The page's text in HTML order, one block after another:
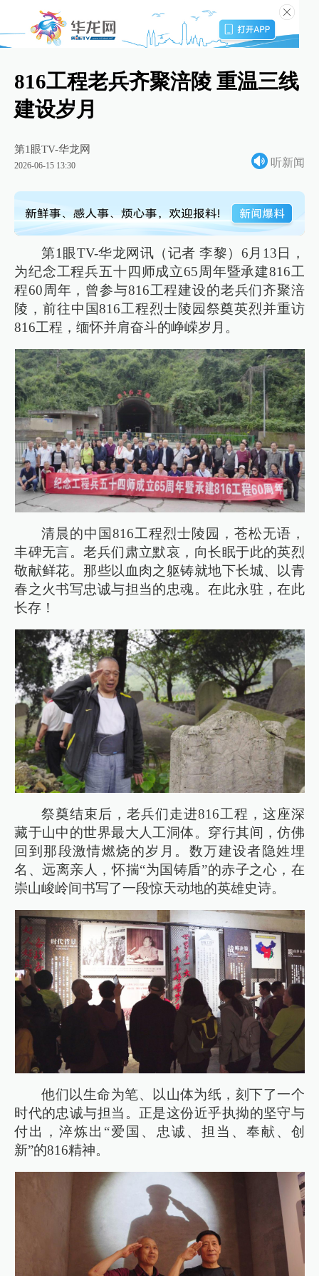
816工程老兵齐聚涪陵 重温三线
建设岁月
第1眼TV-华龙网
2026-06-15 13:30 听新闻
第1眼TV-华龙网讯（记者 李黎）6月13日，
为纪念工程兵五十四师成立65周年暨承建816工
程60周年，曾参与816工程建设的老兵们齐聚涪
陵，前往中国816工程烈士陵园祭奠英烈并重访
816工程，缅怀并肩奋斗的峥嵘岁月。
清晨的中国816工程烈士陵园，苍松无语，
丰碑无言。老兵们肃立默哀，向长眠于此的英烈
敬献鲜花。那些以血肉之躯铸就地下长城、以青
春之火书写忠诚与担当的忠魂。在此永驻，在此
长存！
祭奠结束后，老兵们走进816工程，这座深
藏于山中的世界最大人工洞体。穿行其间，仿佛
回到那段激情燃烧的岁月。数万建设者隐姓埋
名、远离亲人，怀揣“为国铸盾”的赤子之心，在
崇山峻岭间书写了一段惊天动地的英雄史诗。
他们以生命为笔、以山体为纸，刻下了一个
时代的忠诚与担当。正是这份近乎执拗的坚守与
付出，淬炼出“爱国、忠诚、担当、奉献、创
新”的816精神。